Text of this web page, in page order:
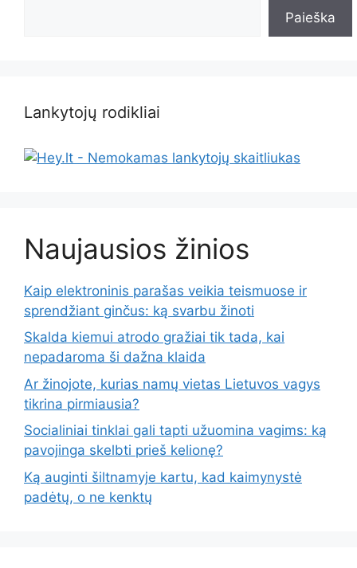
Paieška
Lankytojų rodikliai
Naujausios žinios
Kaip elektroninis parašas veikia teismuose ir
sprendžiant ginčus: ką svarbu žinoti
Skalda kiemui atrodo gražiai tik tada, kai
nepadaroma ši dažna klaida
Ar žinojote, kurias namų vietas Lietuvos vagys
tikrina pirmiausia?
Socialiniai tinklai gali tapti užuomina vagims: ką
pavojinga skelbti prieš kelionę?
Ką auginti šiltnamyje kartu, kad kaimynystė
padėtų, o ne kenktų